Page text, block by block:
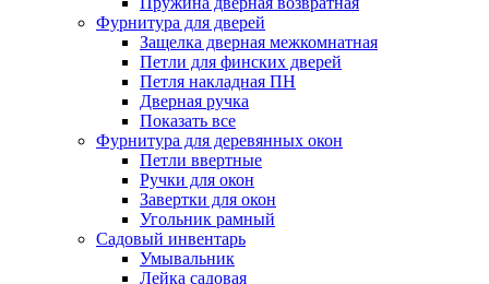
Фурнитура для дверей
Защелка дверная межкомнатная
Петли для финских дверей
Петля накладная ПН
Дверная ручка
Показать все
Фурнитура для деревянных окон
Петли ввертные
Ручки для окон
Завертки для окон
Угольник рамный
Садовый инвентарь
Умывальник
Лейка садовая